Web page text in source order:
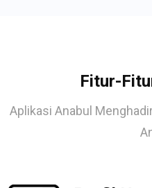
Fitur-
Aplikasi Anabul